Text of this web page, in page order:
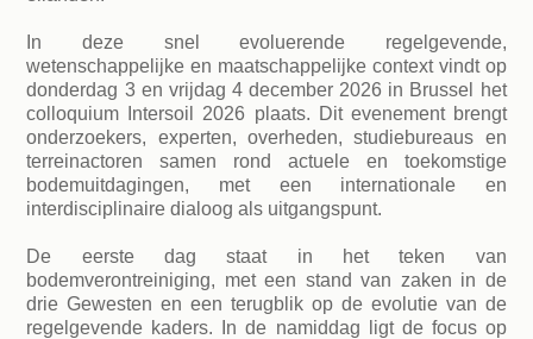
In deze snel evoluerende regelgevende,
wetenschappelijke en maatschappelijke context vindt op
donderdag 3 en vrijdag 4 december 2026 in Brussel het
colloquium Intersoil 2026 plaats. Dit evenement brengt
onderzoekers, experten, overheden, studiebureaus en
terreinactoren samen rond actuele en toekomstige
bodemuitdagingen, met een internationale en
interdisciplinaire dialoog als uitgangspunt.
De eerste dag staat in het teken van
bodemverontreiniging, met een stand van zaken in de
drie Gewesten en een terugblik op de evolutie van de
regelgevende kaders. In de namiddag ligt de focus op